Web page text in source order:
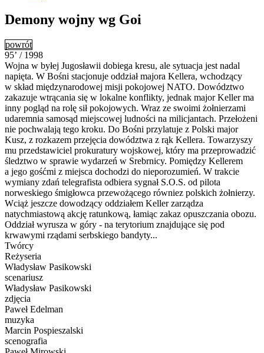
Demony wojny wg Goi
powrót
95’ / 1998
Wojna w byłej Jugosławii dobiega kresu, ale sytuacja jest nadal
napięta. W Bośni stacjonuje oddział majora Kellera, wchodzący
w skład międzynarodowej misji pokojowej NATO. Dowództwo
zakazuje wtrącania się w lokalne konflikty, jednak major Keller ma
inny pogląd na rolę sił pokojowych. Wraz ze swoimi żołnierzami
udaremnia samosąd miejscowej ludności na milicjantach. Przełożeni
nie pochwalają tego kroku. Do Bośni przylatuje z Polski major
Kusz, z rozkazem przejęcia dowództwa z rąk Kellera. Towarzyszy
mu przedstawiciel prokuratury wojskowej, który ma przeprowadzić
śledztwo w sprawie wydarzeń w Srebrnicy. Pomiędzy Kellerem
a jego gośćmi z miejsca dochodzi do nieporozumień. W trakcie
wymiany zdań telegrafista odbiera sygnał S.O.S. od pilota
norweskiego śmigłowca przewożącego równiez polskich żołnierzy.
Wciąż jeszcze dowodzący oddziałem Keller zarządza
natychmiastową akcję ratunkową, łamiąc zakaz opuszczania obozu.
Oddział wyrusza w góry - na terytorium znajdujące się pod
krwawymi rządami serbskiego bandyty...
Twórcy
Reżyseria
Władysław Pasikowski
scenariusz
Władysław Pasikowski
zdjęcia
Paweł Edelman
muzyka
Marcin Pospieszalski
scenografia